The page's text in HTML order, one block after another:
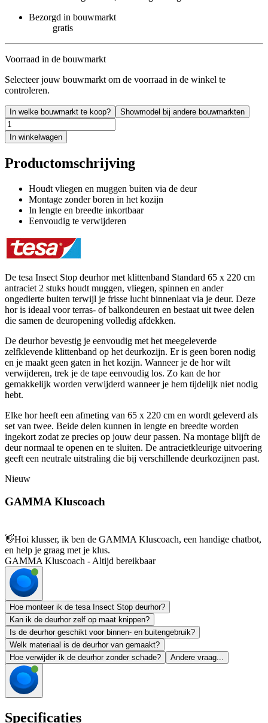
Bezorgd in bouwmarkt
gratis
Voorraad in de bouwmarkt
Selecteer jouw bouwmarkt om de voorraad in de winkel te
controleren.
In welke bouwmarkt te koop? Showmodel bij andere bouwmarkten
In winkelwagen
Productomschrijving
Houdt vliegen en muggen buiten via de deur
Montage zonder boren in het kozijn
In lengte en breedte inkortbaar
Eenvoudig te verwijderen
De tesa Insect Stop deurhor met klittenband Standard 65 x 220 cm
antraciet 2 stuks houdt muggen, vliegen, spinnen en ander
ongedierte buiten terwijl je frisse lucht binnenlaat via je deur. Deze
hor is ideaal voor terras- of balkondeuren en bestaat uit twee delen
die samen de deuropening volledig afdekken.
De deurhor bevestig je eenvoudig met het meegeleverde
zelfklevende klittenband op het deurkozijn. Er is geen boren nodig
en je maakt geen gaten in het kozijn. Wanneer je de hor wilt
verwijderen, trek je de tape eenvoudig los. Zo kan de hor
gemakkelijk worden verwijderd wanneer je hem tijdelijk niet nodig
hebt.
Elke hor heeft een afmeting van 65 x 220 cm en wordt geleverd als
set van twee. Beide delen kunnen in lengte en breedte worden
ingekort zodat ze precies op jouw deur passen. Na montage blijft de
deur normaal te openen en te sluiten. De antracietkleurige uitvoering
geeft een neutrale uitstraling die bij verschillende deurkozijnen past.
Nieuw
GAMMA Kluscoach
👋Hoi klusser, ik ben de GAMMA Kluscoach, een handige chatbot,
en help je graag met je klus.
GAMMA Kluscoach - Altijd bereikbaar
Hoe monteer ik de tesa Insect Stop deurhor?
Kan ik de deurhor zelf op maat knippen?
Is de deurhor geschikt voor binnen- en buitengebruik?
Welk materiaal is de deurhor van gemaakt?
Hoe verwijder ik de deurhor zonder schade?
Andere vraag...
Specificaties